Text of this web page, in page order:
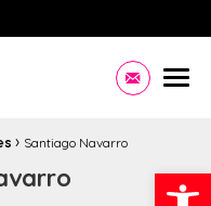
Ouvrir
Infos pratiques,
› Santiago Navarro